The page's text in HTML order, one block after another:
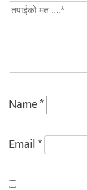
Name*
Email*